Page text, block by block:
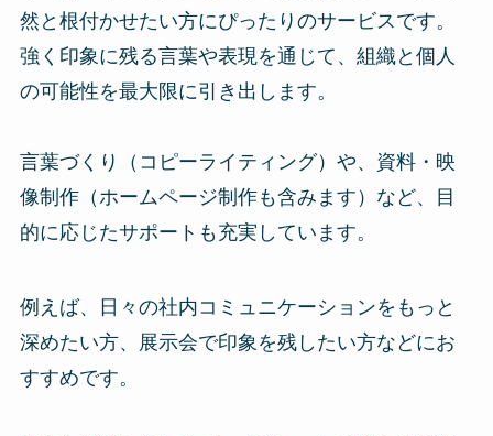
然と根付かせたい方にぴったりのサービスです。
強く印象に残る言葉や表現を通じて、組織と個人
の可能性を最大限に引き出します。
言葉づくり（コピーライティング）や、資料・映
像制作（ホームページ制作も含みます）など、目
的に応じたサポートも充実しています。
例えば、日々の社内コミュニケーションをもっと
深めたい方、展示会で印象を残したい方などにお
すすめです。